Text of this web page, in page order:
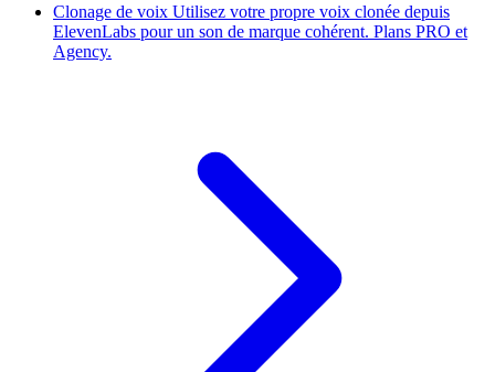
Clonage de voix Utilisez votre propre voix clonée depuis
ElevenLabs pour un son de marque cohérent. Plans PRO et
Agency.